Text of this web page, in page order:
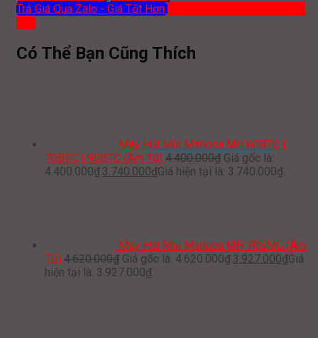
Trả Giá Qua Zalo - Giá Tốt Hơn Mua hàng qua ĐT: 0919 386
012
Có Thể Bạn Cũng Thích
Máy Hút Mùi Malloca MH 60BTC |
70BTC | 90BTC (Âm Tủ) 4.400.000₫ Giá gốc là:
4.400.000₫. 3.740.000₫Giá hiện tại là: 3.740.000₫.
Máy Hút Mùi Malloca MH 70SMC (Âm
Tủ) 4.620.000₫ Giá gốc là: 4.620.000₫. 3.927.000₫Giá
hiện tại là: 3.927.000₫.